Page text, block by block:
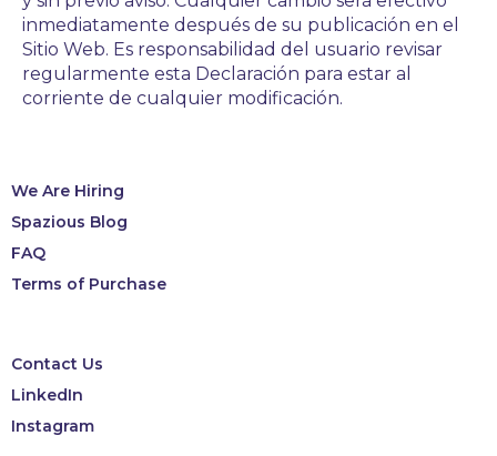
inmediatamente después de su publicación en el
Sitio Web. Es responsabilidad del usuario revisar
regularmente esta Declaración para estar al
corriente de cualquier modificación.
Contact Us
LinkedIn
Instagram
We Are Hiring
Spazious Blog
FAQ
Terms of Purchase